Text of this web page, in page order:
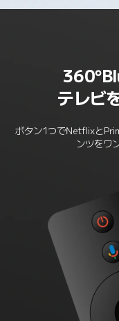
テレビ
ボタン1つでNetflixと
ンツをワ